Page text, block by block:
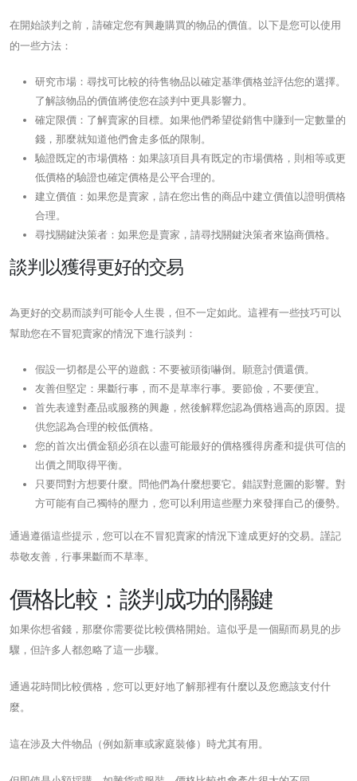
在開始談判之前，請確定您有興趣購買的物品的價值。以下是您可以使用
的一些方法：
研究市場：尋找可比較的待售物品以確定基準價格並評估您的選擇。
了解該物品的價值將使您在談判中更具影響力。
確定限價：了解賣家的目標。如果他們希望從銷售中賺到一定數量的
錢，那麼就知道他們會走多低的限制。
驗證既定的市場價格：如果該項目具有既定的市場價格，則相等或更
低價格的驗證也確定價格是公平合理的。
建立價值：如果您是賣家，請在您出售的商品中建立價值以證明價格
合理。
尋找關鍵決策者：如果您是賣家，請尋找關鍵決策者來協商價格。
談判以獲得更好的交易
為更好的交易而談判可能令人生畏，但不一定如此。這裡有一些技巧可以
幫助您在不冒犯賣家的情況下進行談判：
假設一切都是公平的遊戲：不要被頭銜嚇倒。願意討價還價。
友善但堅定：果斷行事，而不是草率行事。要節儉，不要便宜。
首先表達對產品或服務的興趣，然後解釋您認為價格過高的原因。提
供您認為合理的較低價格。
您的首次出價金額必須在以盡可能最好的價格獲得房產和提供可信的
出價之間取得平衡。
只要問對方想要什麼。問他們為什麼想要它。錯誤對意圖的影響。對
方可能有自己獨特的壓力，您可以利用這些壓力來發揮自己的優勢。
通過遵循這些提示，您可以在不冒犯賣家的情況下達成更好的交易。謹記
恭敬友善，行事果斷而不草率。
價格比較：談判成功的關鍵
如果你想省錢，那麼你需要從比較價格開始。這似乎是一個顯而易見的步
驟，但許多人都忽略了這一步驟。
通過花時間比較價格，您可以更好地了解那裡有什麼以及您應該支付什
麼。
這在涉及大件物品（例如新車或家庭裝修）時尤其有用。